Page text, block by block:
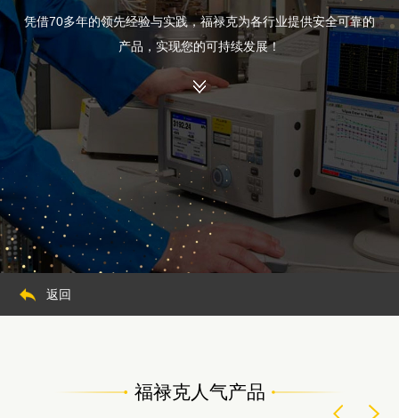
凭借70多年的领先经验与实践，福禄克为各行业提供安全可靠的
产品，实现您的可持续发展！
返回
福禄克人气产品